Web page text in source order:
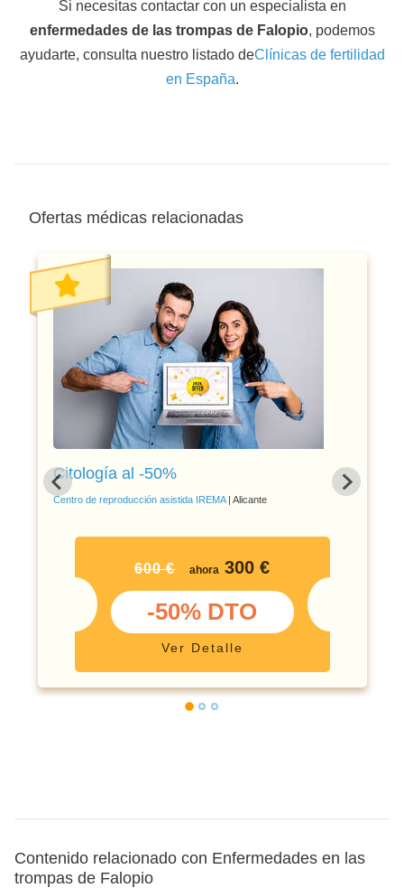
Si necesitas contactar con un especialista en
enfermedades de las trompas de Falopio, podemos
ayudarte, consulta nuestro listado deClínicas de fertilidad
en España.
Ofertas médicas relacionadas
Citología al -50%
Centro de reproducción asistida IREMA| Alicante
600 € ahora 300 €
-50% DTO
Ver Detalle
Contenido relacionado con Enfermedades en las
trompas de Falopio